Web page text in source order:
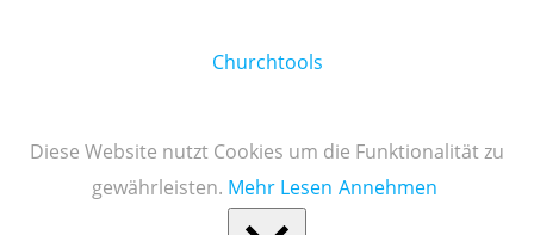
Churchtools
Diese Website nutzt Cookies um die Funktionalität zu
gewährleisten. Mehr Lesen Annehmen